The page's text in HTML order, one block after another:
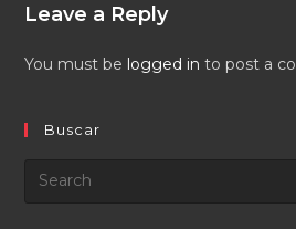
Leave a Reply
You must be logged in to post a
Buscar